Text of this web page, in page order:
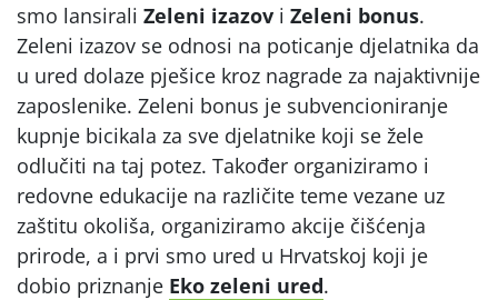
smo lansirali Zeleni izazov i Zeleni bonus.
Zeleni izazov se odnosi na poticanje djelatnika da
u ured dolaze pješice kroz nagrade za najaktivnije
zaposlenike. Zeleni bonus je subvencioniranje
kupnje bicikala za sve djelatnike koji se žele
odlučiti na taj potez. Također organiziramo i
redovne edukacije na različite teme vezane uz
zaštitu okoliša, organiziramo akcije čišćenja
prirode, a i prvi smo ured u Hrvatskoj koji je
dobio priznanje Eko zeleni ured.